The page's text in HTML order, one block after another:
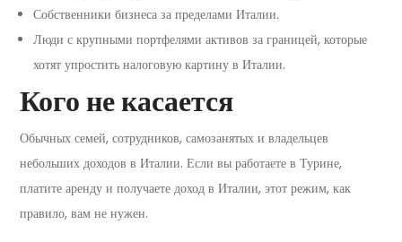
Собственники бизнеса за пределами Италии.
Люди с крупными портфелями активов за границей, которые
хотят упростить налоговую картину в Италии.
Кого не касается
Обычных семей, сотрудников, самозанятых и владельцев
небольших доходов в Италии. Если вы работаете в Турине,
платите аренду и получаете доход в Италии, этот режим, как
правило, вам не нужен.